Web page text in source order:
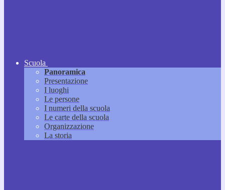
Scuola
Panoramica
Presentazione
I luoghi
Le persone
I numeri della scuola
Le carte della scuola
Organizzazione
La storia